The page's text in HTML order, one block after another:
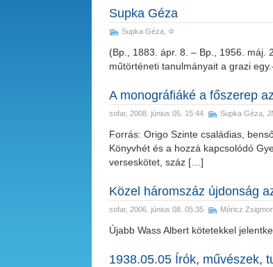
Supka Géza
Supka Géza , ✡
(Bp., 1883. ápr. 8. – Bp., 1956. máj.
műtörténeti tanulmányait a grazi
A monográfiáké a főszerep
sofar, 2008. június 05. 15:44 Supka Géza
Forrás: Origo Szinte családias,
Könyvhét és a hozzá kapcsolódó
verseskötet, száz […]
Közel háromszáz újdonság
sofar, 2006. június 08. 05:35 Móricz
Újabb Wass Albert kötetekkel
1938.05.05 Írók, művészek,